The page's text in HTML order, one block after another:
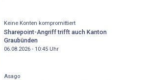
Keine Konten kompromittiert
Sharepoint-Angriff trifft auch Kanton
Graubünden
06.08.2026 - 10:45Uhr
Asago